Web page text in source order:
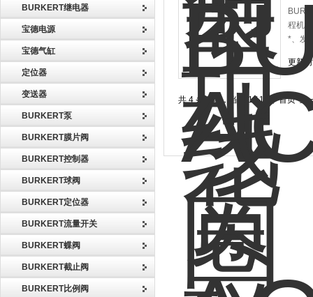
BURKERT继电器
宝德电源
宝德气缸
定位器
变送器
BURKERT泵
BURKERT膜片阀
BURKERT控制器
BURKERT球阀
BURKERT定位器
BURKERT流量开关
BURKERT蝶阀
BURKERT截止阀
BURKERT比例阀
程机
*、发
更新
共 4 条记录，当前 1 / 1 页 首页